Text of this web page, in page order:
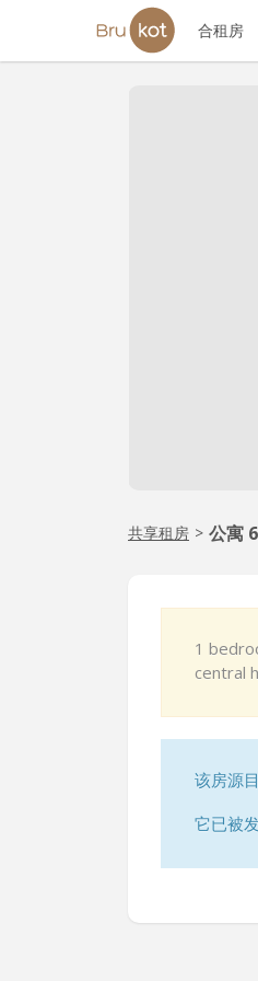
合租房
共享租房 > 公寓
1
central
该房源
它已被